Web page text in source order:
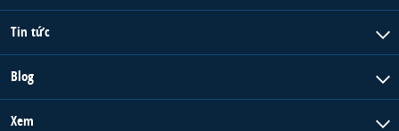
Tin tức
Blog
Xem